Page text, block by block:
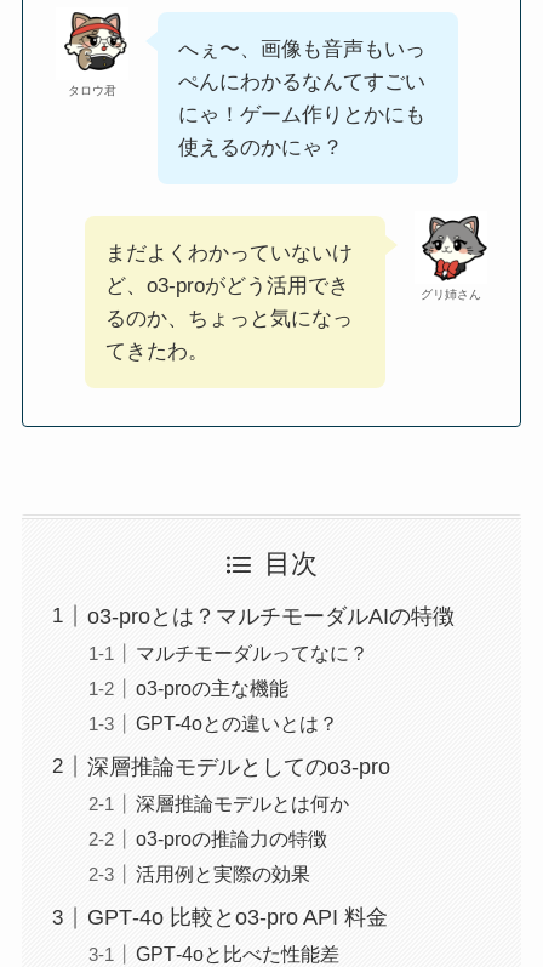
タロウ君
へぇ〜、画像も音声もいっ
ぺんにわかるなんてすごい
にゃ！ゲーム作りとかにも
使えるのかにゃ？
グリ姉さん
まだよくわかっていないけ
ど、o3-proがどう活用でき
るのか、ちょっと気になっ
てきたわ。
目次
o3-proとは？マルチモーダルAIの特徴
マルチモーダルってなに？
o3-proの主な機能
GPT-4oとの違いとは？
深層推論モデルとしてのo3-pro
深層推論モデルとは何か
o3-proの推論力の特徴
活用例と実際の効果
GPT‑4o 比較とo3‑pro API 料金
GPT‑4oと比べた性能差